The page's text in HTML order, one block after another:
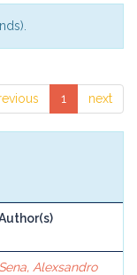
1 next
Sena, Alexsandro